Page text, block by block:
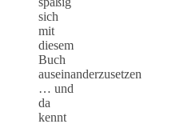
sich
mit
diesem
Buch
auseinanderzusetzen
… und
da
kennt